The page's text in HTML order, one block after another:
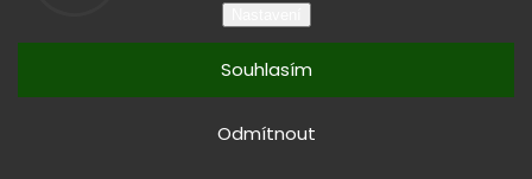
Odmítnout
Souhlasím